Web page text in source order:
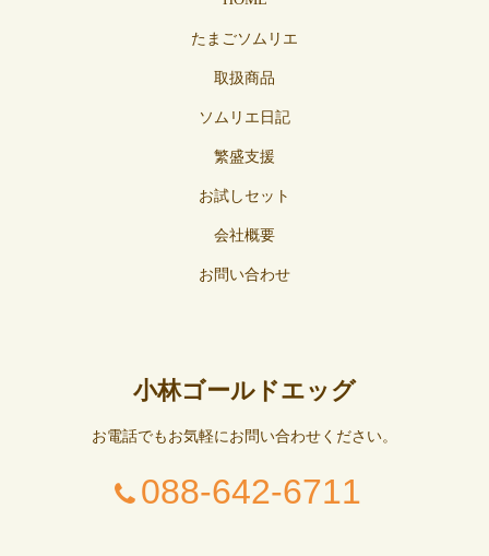
たまごソムリエ
取扱商品
ソムリエ日記
繁盛支援
お試しセット
会社概要
お問い合わせ
小林ゴールドエッグ
お電話でもお気軽にお問い合わせください。
088-642-6711